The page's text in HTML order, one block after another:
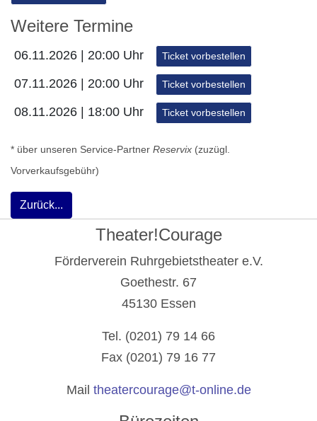
Weitere Termine
06.11.2026 | 20:00 Uhr Ticket vorbestellen
07.11.2026 | 20:00 Uhr Ticket vorbestellen
08.11.2026 | 18:00 Uhr Ticket vorbestellen
* über unseren Service-Partner Reservix (zuzügl.
Vorverkaufsgebühr)
Zurück...
Theater!Courage
Förderverein Ruhrgebietstheater e.V.
Goethestr. 67
45130 Essen
Tel. (0201) 79 14 66
Fax (0201) 79 16 77
Mail theatercourage@t-online.de